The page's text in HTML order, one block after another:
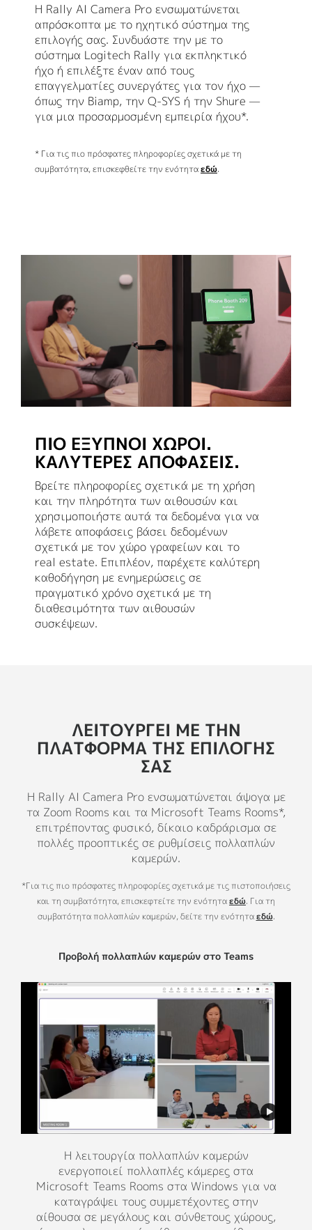
Η Rally AI Camera Pro ενσωματώνεται
απρόσκοπτα με το ηχητικό σύστημα της
επιλογής σας. Συνδυάστε την με το
σύστημα Logitech Rally για εκπληκτικό
ήχο ή επιλέξτε έναν από τους
επαγγελματίες συνεργάτες για τον ήχο —
όπως την Biamp, την Q-SYS ή την Shure —
για μια προσαρμοσμένη εμπειρία ήχου*.
* Για τις πιο πρόσφατες πληροφορίες σχετικά με τη
συμβατότητα, επισκεφθείτε την ενότηταεδώ.
ΠΙΟ ΈΞΥΠΝΟΙ ΧΏΡΟΙ.
ΚΑΛΎΤΕΡΕΣ ΑΠΟΦΆΣΕΙΣ.
Βρείτε πληροφορίες σχετικά με τη χρήση
και την πληρότητα των αιθουσών και
χρησιμοποιήστε αυτά τα δεδομένα για να
λάβετε αποφάσεις βάσει δεδομένων
σχετικά με τον χώρο γραφείων και το
real estate. Επιπλέον, παρέχετε καλύτερη
καθοδήγηση με ενημερώσεις σε
πραγματικό χρόνο σχετικά με τη
διαθεσιμότητα των αιθουσών
συσκέψεων.
Προβολή πολλαπλών καμερών στο Teams
Η λειτουργία πολλαπλών καμερών
ενεργοποιεί πολλαπλές κάμερες στα
Microsoft Teams Rooms στα Windows για να
καταγράψει τους συμμετέχοντες στην
αίθουσα σε μεγάλους και σύνθετους χώρους,
Zoom Intelligent Director
Ο Intelligent Director έχει σχεδιαστεί για
να υποστηρίζει ευέλικτη επικοινωνία
δημιουργώντας ένα περιβάλλον υβριδικής
σύσκεψης που είναι περιεκτικό. Αυτή η
λειτουργία Zoom Rooms στα Windows δίνει
ΛΕΙΤΟΥΡΓΕΊ ΜΕ ΤΗΝ
ΠΛΑΤΦΌΡΜΑ ΤΗΣ ΕΠΙΛΟΓΉΣ
ΣΑΣ
Η Rally AI Camera Pro ενσωματώνεται άψογα με
τα Zoom Rooms και τα Microsoft Teams Rooms*,
επιτρέποντας φυσικό, δίκαιο καδράρισμα σε
πολλές προοπτικές σε ρυθμίσεις πολλαπλών
καμερών.
*Για τις πιο πρόσφατες πληροφορίες σχετικά με τις πιστοποιήσεις
και τη συμβατότητα, επισκεφτείτε την ενότηταεδώ. Για τη
συμβατότητα πολλαπλών καμερών, δείτε την ενότηταεδώ.